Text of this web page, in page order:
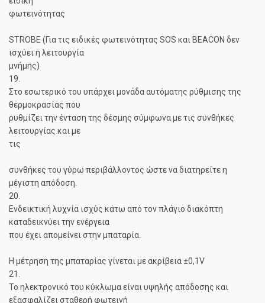
φωτεινότητας
STROBE (Για τις ειδικές φωτεινότητας SOS και BEACON δεν
ισχύει η λειτουργία
μνήμης)
19.
Στο εσωτερικό του υπάρχει μονάδα αυτόματης ρύθμισης της
θερμοκρασίας που
ρυθμίζει την ένταση της δέσμης σύμφωνα με τις συνθήκες
λειτουργίας και με
τις
συνθήκες του γύρω περιβάλλοντος ώστε να διατηρείτε η
μέγιστη απόδοση.
20.
Ενδεικτική λυχνία ισχύς κάτω από τον πλάγιο διακόπτη
καταδεικνύει την ενέργεια
που έχει απομείνει στην μπαταρία.
Η μέτρηση της μπαταρίας γίνεται με ακρίβεια ±0,1V
21.
Το ηλεκτρονικό του κύκλωμα είναι υψηλής απόδοσης και
εξασφαλίζει σταθερή φωτεινή